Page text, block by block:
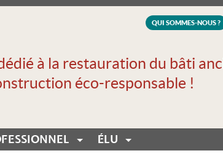
QUI SOMMES-NOUS ?
à la restauration du bâti
éco-responsable !
ÉLU